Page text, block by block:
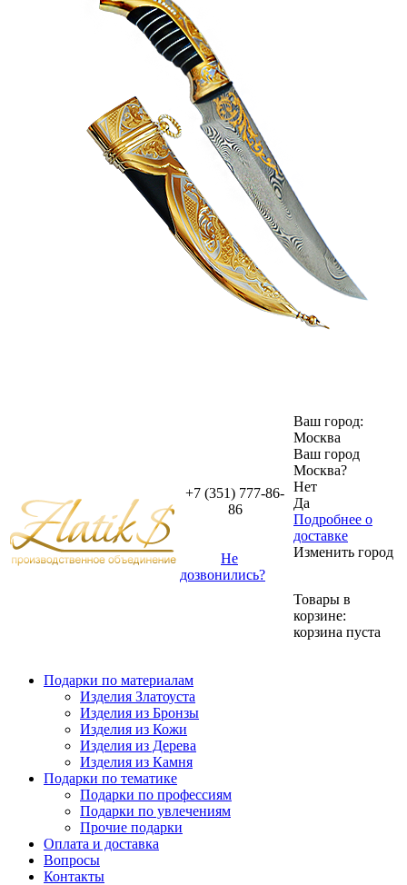
+7 (351) 777-86-
86
Не
дозвонились?
Ваш город:
Москва
Ваш город
Москва?
Нет
Да
Подробнее о
доставке
Изменить город
Товары в
корзине:
корзина пуста
Подарки по материалам
Изделия Златоуста
Изделия из Бронзы
Изделия из Кожи
Изделия из Дерева
Изделия из Камня
Подарки по тематике
Подарки по профессиям
Подарки по увлечениям
Прочие подарки
Оплата и доставка
Вопросы
Контакты